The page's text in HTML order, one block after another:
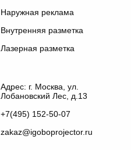
Наружная реклама
Внутренняя разметка
Лазерная разметка
Адрес: г. Москва, ул.
Лобановский Лес, д.13
+7(495) 152-50-07
zakaz@igoboprojector.ru